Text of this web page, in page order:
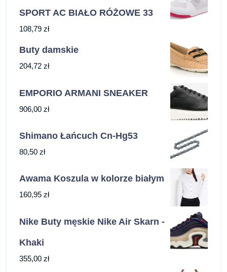
SPORT AC BIAŁO RÓŻOWE 33
108,79 zł
Buty damskie
204,72 zł
EMPORIO ARMANI SNEAKER
906,00 zł
Shimano Łańcuch Cn-Hg53
80,50 zł
Awama Koszula w kolorze białym
160,95 zł
Nike Buty męskie Nike Air Skarn -
Khaki
355,00 zł